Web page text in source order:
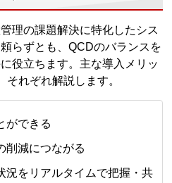
理の課題解決に特化したシス
らずとも、QCDのバランスを
役立ちます。主な導入メリッ
それぞれ解説します。
ができる
削減につながる
況をリアルタイムで把握・共